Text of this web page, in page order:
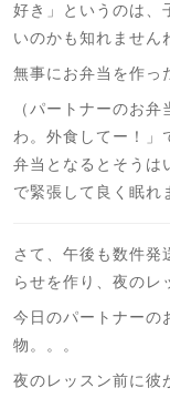
好き」というのは、
いのかも知れません
無事にお弁当を作っ
（パートナーのお
わ。外食してー！
弁当となるとそうは
で緊張して良く眠
さて、午後も数件発
らせを作り、夜のレ
今日のパートナーの
物。。。
夜のレッスン前に彼